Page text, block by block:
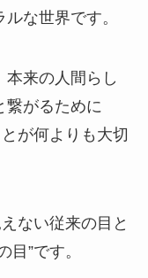
な世界です。
本来の人間らし
繋がるために
が何よりも大切
ない従来の目と
”です。